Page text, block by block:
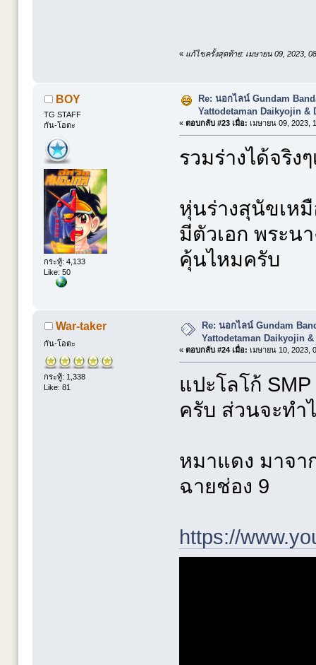
« แก้ไขครั้งสุดท้าย: เมษายน 09, 2023,
BOY
TG STAFF
กัน-โอตะ
กระทู้: 4,133
Like: 50
Re: นอกไลน์ Gundam
Yattodetaman Daikyojin &
« ตอบกลับ #23 เมื่อ: เมษายน 09, 2023,
รวมร่างได้จริง
หุ่นร่างสุนัขเห
มีตัวเอก พระน
คุ้นไหมครับ
War-taker
กัน-โอตะ
กระทู้: 1,338
Like: 81
Re: นอกไลน์ Gundam
Yattodetaman Daikyojin &
« ตอบกลับ #24 เมื่อ: เมษายน 10, 2023,
แปะโลโก้
ครับ ส่วนจะทำ
หมาแดง มาจา
ฉายช่อง 9
https://